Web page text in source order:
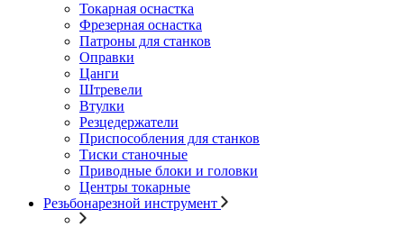
Токарная оснастка
Фрезерная оснастка
Патроны для станков
Оправки
Цанги
Штревели
Втулки
Резцедержатели
Приспособления для станков
Тиски станочные
Приводные блоки и головки
Центры токарные
Резьбонарезной инструмент